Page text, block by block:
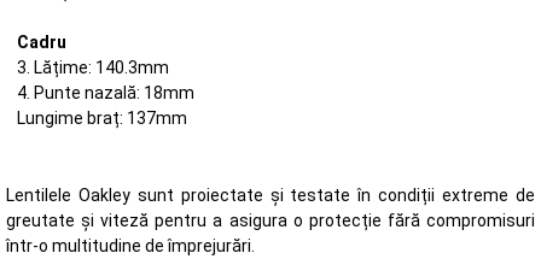
Cadru
3. Lățime: 140.3mm
4. Punte nazală: 18mm
Lungime braț: 137mm
Lentilele Oakley sunt proiectate și testate în condiții extreme de
greutate și viteză pentru a asigura o protecție fără compromisuri
într-o multitudine de împrejurări.